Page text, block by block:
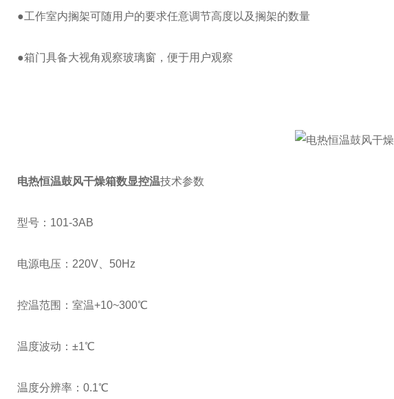
●工作室内搁架可随用户的要求任意调节高度以及搁架的数量
●箱门具备大视角观察玻璃窗，便于用户观察
电热恒温鼓风干燥箱数显控温技术参数
型号：101-3AB
电源电压：220V、50Hz
控温范围：室温+10~300℃
温度波动：±1℃
温度分辨率：0.1℃